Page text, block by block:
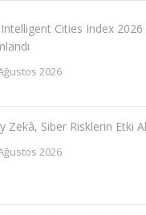
Intelligent Cities Index 2026
2026
Zekâ, Siber Risklerin Etki
2026